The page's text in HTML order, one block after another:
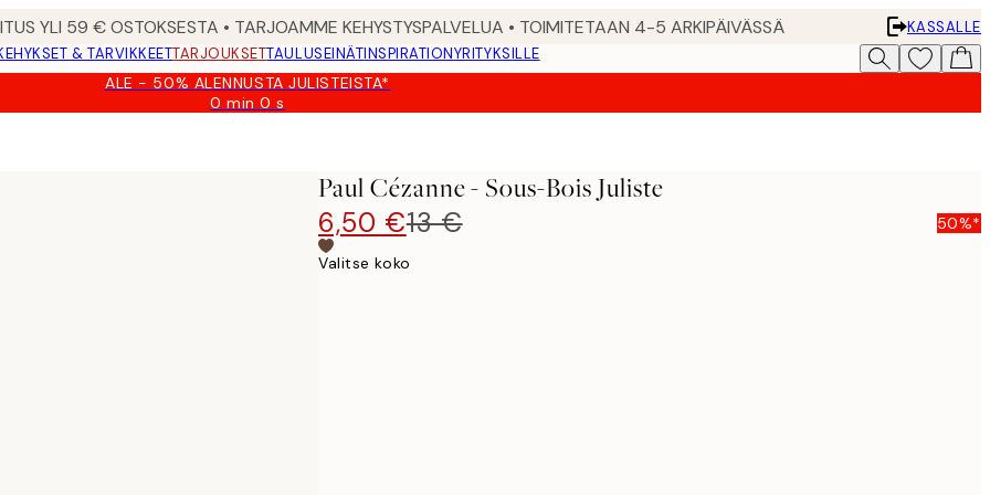
YLI 59 € OSTOKSESTA • TARJOAMME KEHYSTYSPALVELUA • TOIMITETAAN 4-5 ARKIPÄIVÄSSÄ
KASSALLE
& TARVIKKEETTARJOUKSETTAULUSEINÄTINSPIRATIONYRITYKSILLE
ALE - 50% ALENNUSTA JULISTEISTA*
0 min0 s
Voimassa
Paul Cézanne - Sous-Bois Juliste
6,50 €13 € 50%*
Valitse koko